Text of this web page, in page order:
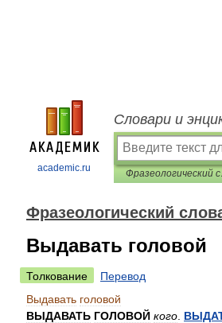
academic.ru
Словари и
Фразеологический
Выдавать головой
Толкование
Перевод
Выдавать головой
ВЫДАВАТЬ ГОЛОВОЙ кого